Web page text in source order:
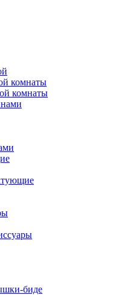
комнаты
комнаты
биде